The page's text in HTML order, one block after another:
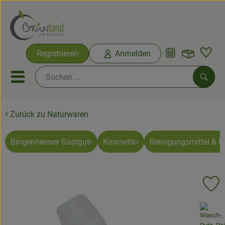
Registrieren Anmelden
Mobiles Menu öffnen oder
Ökokisten
Bio-Kochkisten
Obst & Gemüse
Zurück zu Naturwaren
Bingenheimer Saatgut Kosmetik Reinigungsmittel &
, Verband: